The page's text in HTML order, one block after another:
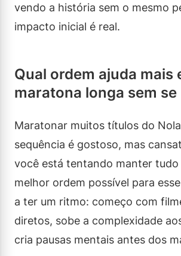
vendo a história sem o mesmo
impacto inicial é real.
Qual ordem ajuda mais
maratona longa sem se
Maratonar muitos títulos do
sequência é gostoso, mas
você está tentando manter tudo
melhor ordem possível para
a ter um ritmo: começo com
diretos, sobe a complexidade
cria pausas mentais antes dos